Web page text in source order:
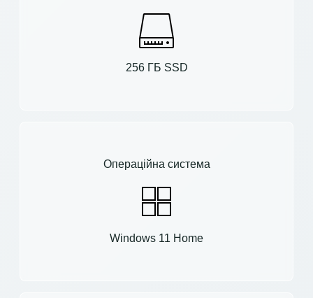
256 ГБ SSD
Операційна система
Windows 11 Home